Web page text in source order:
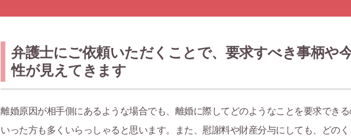
弁護士にご依頼いただくことで、要求すべき事柄や
性が見えてきます
離婚原因が相手側にあるような場合でも、離婚に際してどのようなことを要求でき
いった方も多くいらっしゃると思います。また、慰謝料や財産分与にしても、どの